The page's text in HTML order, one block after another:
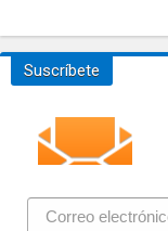
Suscríbete